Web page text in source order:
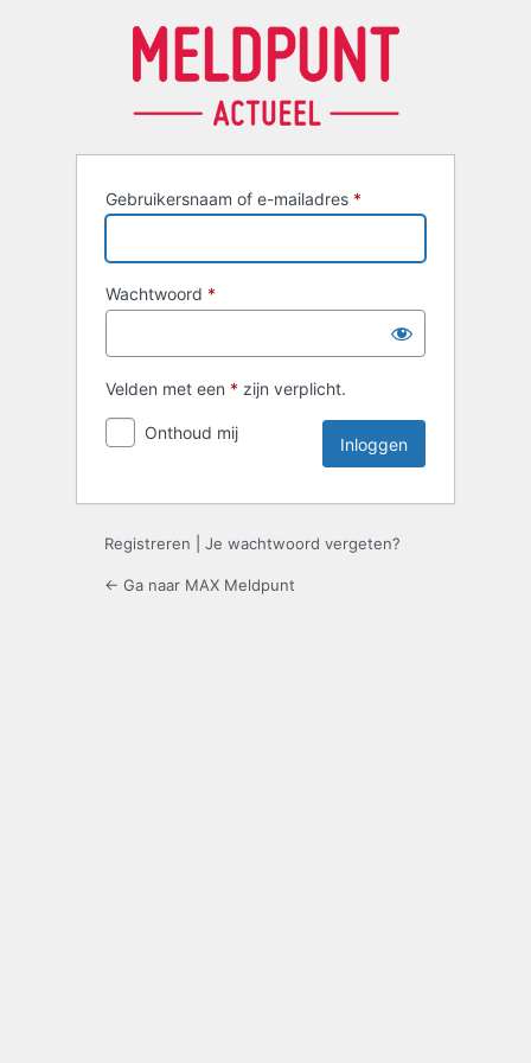
Gebruikersnaam of e-mailadres *
Wachtwoord *
Velden met een * zijn verplicht.
Onthoud mij
Registreren Je wachtwoord vergeten?
← Ga naar MAX Meldpunt